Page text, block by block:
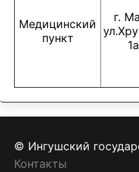
Медицинский
пункт
г.
1а
© Ингушский
Контакты